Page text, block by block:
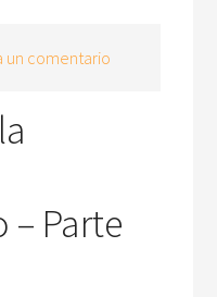
un comentario
Parte